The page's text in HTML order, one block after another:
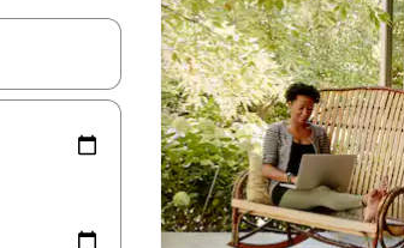
les flèches vers le haut et vers le bas pour les